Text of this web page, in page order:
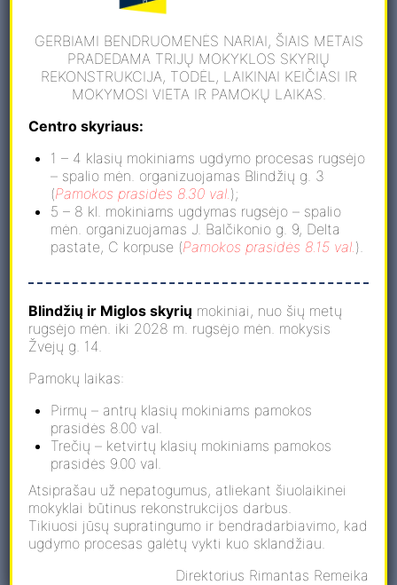
Apie programą
Apie programos veiklas
Pradinio ugdymo programa ( IB
Pagrindinio ugdymo programa
( IB MYP)
Naujienlaiškis
GERBIAMI BENDRUOMENĖS NARIAI, ŠIAIS METAIS
PRADEDAMA TRIJŲ MOKYKLOS SKYRIŲ
REKONSTRUKCIJA, TODĖL, LAIKINAI KEIČIASI IR
MOKYMOSI VIETA IR PAMOKŲ LAIKAS.
Centro skyriaus:
1 – 4 klasių mokiniams ugdymo procesas rugsėjo
– spalio mėn. organizuojamas Blindžių g. 3
(Pamokos prasidės 8.30 val. );
5 – 8 kl. mokiniams ugdymas rugsėjo – spalio
mėn. organizuojamas J. Balčikonio g. 9, Delta
pastate, C korpuse (Pamokos prasidės 8.15 val. ).
Blindžių ir Miglos skyrių mokiniai, nuo šių metų
rugsėjo mėn. iki 2028 m. rugsėjo mėn. mokysis
Žvejų g. 14.
Pamokų laikas:
Pirmų – antrų klasių mokiniams pamokos
prasidės 8.00 val.
Trečių – ketvirtų klasių mokiniams pamokos
prasidės 9.00 val.
Atsiprašau už nepatogumus, atliekant šiuolaikinei
mokyklai būtinus rekonstrukcijos darbus.
Tikiuosi jūsų supratingumo ir bendradarbiavimo, kad
ugdymo procesas galėtų vykti kuo sklandžiau.
Direktorius Rimantas Remeika